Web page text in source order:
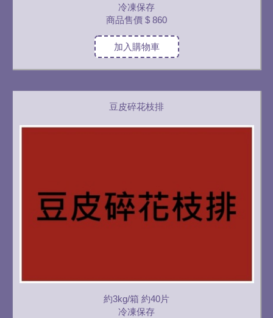
冷凍保存
商品售價 $ 860
加入購物車
豆皮碎花枝排
約3kg/箱 約40片
冷凍保存